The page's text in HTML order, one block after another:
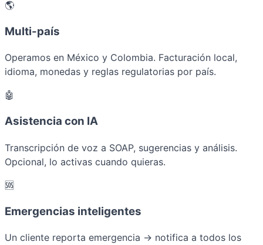
🌎
Multi-país
Operamos en México y Colombia. Facturación local,
idioma, monedas y reglas regulatorias por país.
🤖
Asistencia con IA
Transcripción de voz a SOAP, sugerencias y análisis.
Opcional, lo activas cuando quieras.
🆘
Emergencias inteligentes
Un cliente reporta emergencia → notifica a todos los